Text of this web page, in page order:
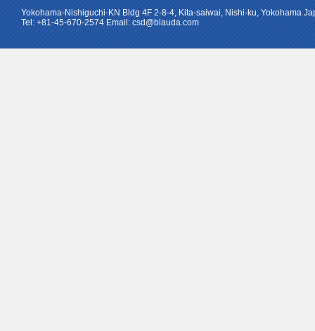
Yokohama-Nishiguchi-KN Bldg 4F 2-8-4, Kita-saiwai, Nishi-ku, Yokohama
Tel: +81-45-670-2574 Email: csd@blauda.com